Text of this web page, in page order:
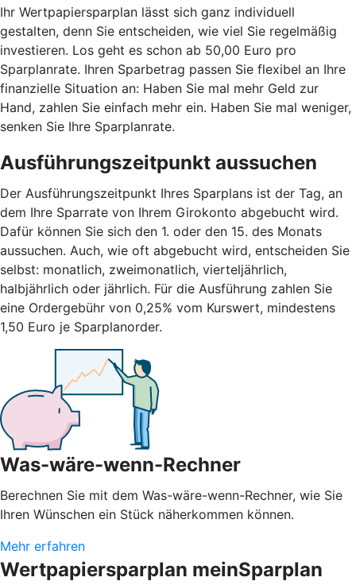
Ihr Wertpapiersparplan lässt sich ganz individuell
gestalten, denn Sie entscheiden, wie viel Sie regelmäßig
investieren. Los geht es schon ab 50,00 Euro pro
Sparplanrate. Ihren Sparbetrag passen Sie flexibel an Ihre
finanzielle Situation an: Haben Sie mal mehr Geld zur
Hand, zahlen Sie einfach mehr ein. Haben Sie mal weniger,
senken Sie Ihre Sparplanrate.
Ausführungszeitpunkt aussuchen
Der Ausführungszeitpunkt Ihres Sparplans ist der Tag, an
dem Ihre Sparrate von Ihrem Girokonto abgebucht wird.
Dafür können Sie sich den 1. oder den 15. des Monats
aussuchen. Auch, wie oft abgebucht wird, entscheiden Sie
selbst: monatlich, zweimonatlich, vierteljährlich,
halbjährlich oder jährlich. Für die Ausführung zahlen Sie
eine Ordergebühr von 0,25% vom Kurswert, mindestens
1,50 Euro je Sparplanorder.
Was-wäre-wenn-Rechner
Berechnen Sie mit dem Was-wäre-wenn-Rechner, wie Sie
Ihren Wünschen ein Stück näherkommen können.
Mehr erfahren
Wertpapiersparplan meinSparplan